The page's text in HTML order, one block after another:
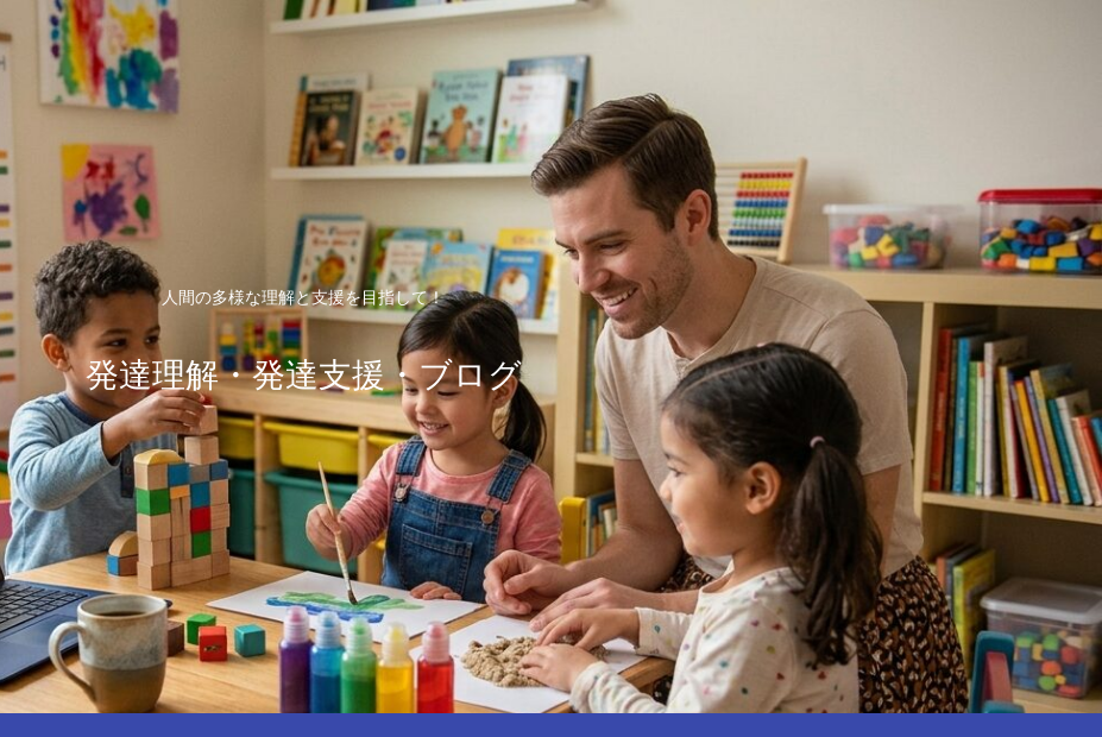
人間の多様な理解と支援を目指して！
発達理解・発達支援・ブログ